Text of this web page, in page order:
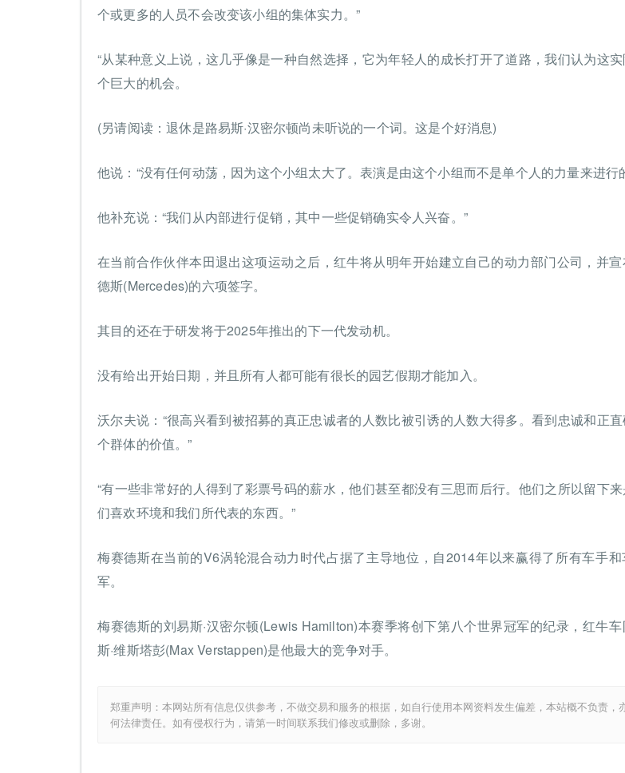
个或更多的人员不会改变该小组的集体实力。”
“从某种意义上说，这几乎像是一种自然选择，它为年轻人的成长打开了道路，我们认为这
个巨大的机会。
(另请阅读：退休是路易斯·汉密尔顿尚未听说的一个词。这是个好消息)
他说：“没有任何动荡，因为这个小组太大了。表演是由这个小组而不是单个人的力量来进行
他补充说：“我们从内部进行促销，其中一些促销确实令人兴奋。”
在当前合作伙伴本田退出这项运动之后，红牛将从明年开始建立自己的动力部门公司，并
德斯(Mercedes)的六项签字。
其目的还在于研发将于2025年推出的下一代发动机。
没有给出开始日期，并且所有人都可能有很长的园艺假期才能加入。
沃尔夫说：“很高兴看到被招募的真正忠诚者的人数比被引诱的人数大得多。看到忠诚和正
个群体的价值。”
“有一些非常好的人得到了彩票号码的薪水，他们甚至都没有三思而后行。他们之所以留下
们喜欢环境和我们所代表的东西。”
梅赛德斯在当前的V6涡轮混合动力时代占据了主导地位，自2014年以来赢得了所有车手
军。
梅赛德斯的刘易斯·汉密尔顿(Lewis Hamilton)本赛季将创下第八个世界冠军的纪录，红牛
斯·维斯塔彭(Max Verstappen)是他最大的竞争对手。
郑重声明：本网站所有信息仅供参考，不做交易和服务的根据，如自行使用本网资料发生偏差，本站概不负责，
何法律责任。如有侵权行为，请第一时间联系我们修改或删除，多谢。